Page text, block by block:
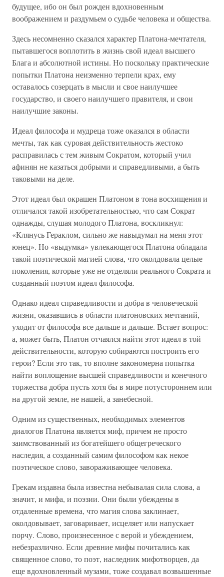
будущее, ибо он был рожден вдохновенным
воображением и раздумьем о судьбе человека и общества.
Здесь несомненно сказался характер Платона-мечтателя,
пытавшегося воплотить в жизнь свой идеал высшего
Блага и абсолютной истины. Но поскольку практические
попытки Платона неизменно терпели крах, ему
оставалось созерцать в мысли и свое наилучшее
государство, и своего наилучшего правителя, и свои
наилучшие законы.
Идеал философа и мудреца тоже оказался в области
мечты, так как суровая действительность жестоко
расправилась с тем живым Сократом, который учил
афинян не казаться добрыми и справедливыми, а быть
таковыми на деле.
Этот идеал был окрашен Платоном в тона восхищения и
отличался такой изобретательностью, что сам Сократ
однажды, слушая молодого Платона, воскликнул:
«Клянусь Гераклом, сильно же навыдумал на меня этот
юнец». Но «выдумка» увлекающегося Платона обладала
такой поэтической магией слова, что околдовала целые
поколения, которые уже не отделяли реального Сократа и
созданный поэтом идеал философа.
Однако идеал справедливости и добра в человеческой
жизни, оказавшись в области платоновских мечтаний,
уходит от философа все дальше и дальше. Встает вопрос:
а, может быть, Платон отчаялся найти этот идеал в той
действительности, которую собираются построить его
герои? Если это так, то вполне закономерна попытка
найти воплощение высшей справедливости и конечного
торжества добра пусть хотя бы в мире потустороннем или
на другой земле, не нашей, а занебесной.
Одним из существенных, необходимых элементов
диалогов Платона является миф, причем не просто
заимствованный из богатейшего общегреческого
наследия, а созданный самим философом как некое
поэтическое слово, завораживающее человека.
Грекам издавна была известна небывалая сила слова, а
значит, и мифа, и поэзии. Они были убеждены в
отдаленные времена, что магия слова заклинает,
околдовывает, заговаривает, исцеляет или напускает
порчу. Слово, произнесенное с верой и убеждением,
небезразлично. Если древние мифы почитались как
священное слово, то поэт, наследник мифотворцев, да
еще вдохновленный музами, тоже создавал возвышенные